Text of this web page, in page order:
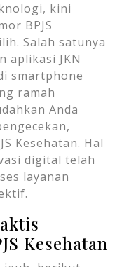
kini
BPJS
Salah satunya
aplikasi JKN
smartphone
ramah
Anda
Kesehatan. Hal
digital telah
layanan
Kesehatan